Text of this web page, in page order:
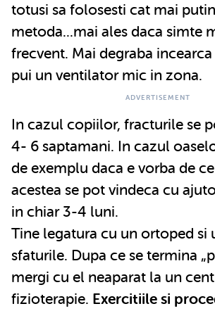
totusi sa folosesti cat mai
metoda...mai ales daca simte
frecvent. Mai degraba incearca
pui un ventilator mic in zona.
In cazul copiilor, fracturile se
4- 6 saptamani. In cazul
de exemplu daca e vorba de
acestea se pot vindeca cu
in chiar 3-4 luni.
Tine legatura cu un ortoped si
sfaturile. Dupa ce se termina
mergi cu el neaparat la un
fizioterapie. Exercitiile si